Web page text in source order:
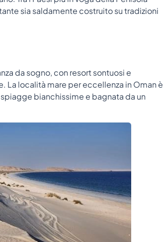
sia saldamente costruito su tradizioni
da sogno, con resort sontuosi e
località mare per eccellenza in Oman è
bianchissime e bagnata da un